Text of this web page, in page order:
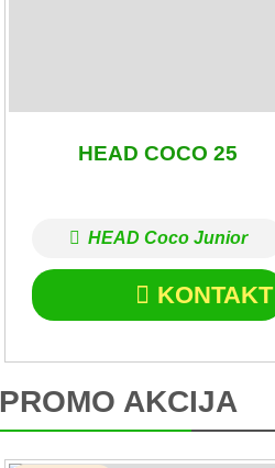
HEAD COCO 25
HEAD Coco Junior
KONTAKT
PROMO AKCIJA